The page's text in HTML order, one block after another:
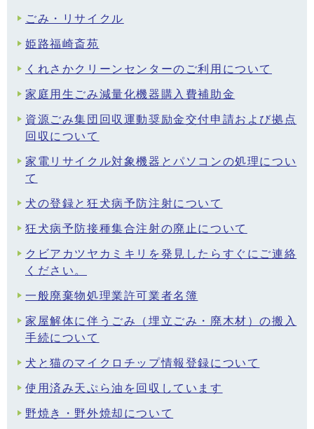
ごみ・リサイクル
姫路福崎斎苑
くれさかクリーンセンターのご利用について
家庭用生ごみ減量化機器購入費補助金
資源ごみ集団回収運動奨励金交付申請および拠点
回収について
家電リサイクル対象機器とパソコンの処理につい
て
犬の登録と狂犬病予防注射について
狂犬病予防接種集合注射の廃止について
クビアカツヤカミキリを発見したらすぐにご連絡
ください。
一般廃棄物処理業許可業者名簿
家屋解体に伴うごみ（埋立ごみ・廃木材）の搬入
手続について
犬と猫のマイクロチップ情報登録について
使用済み天ぷら油を回収しています
野焼き・野外焼却について